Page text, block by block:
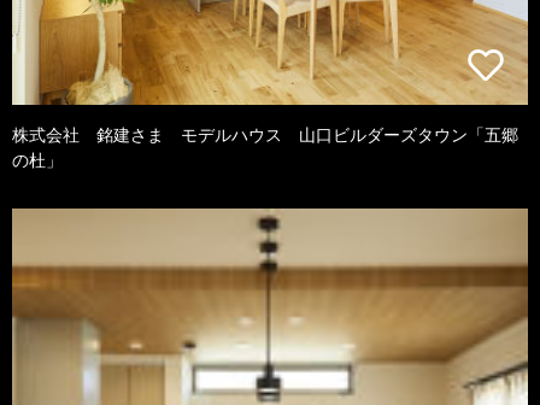
株式会社 銘建さま モデルハウス 山口ビルダーズタウン「五郷
の杜」